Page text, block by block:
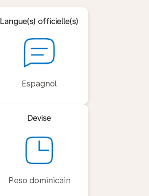
Langue(s) officielle(s)
Espagnol
Devise
Peso dominicain